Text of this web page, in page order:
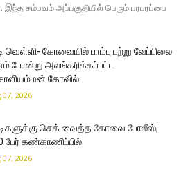
சம்பவம் அப்பகுதியில் பெரும் பரபரப்பை
வெள்ளி- கோவையில் பாம்பு புற்று வேப்பிலை
போன்று அலங்கரிக்கப்பட்ட
கோவில்
07, 2026
செக் வைத்த கோவை போலீஸ்;
பேர் கண்காணிப்பில்
07, 2026